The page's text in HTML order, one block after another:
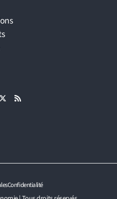
Confidentialité